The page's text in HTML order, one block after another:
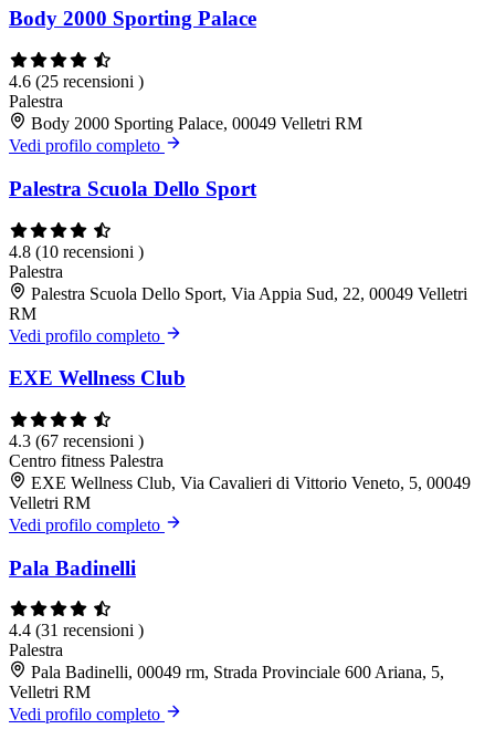
Body 2000 Sporting Palace
4.6 (25 recensioni )
Palestra
Body 2000 Sporting Palace, 00049 Velletri RM
Vedi profilo completo
Palestra Scuola Dello Sport
4.8 (10 recensioni )
Palestra
Palestra Scuola Dello Sport, Via Appia Sud, 22, 00049 Velletri
RM
Vedi profilo completo
EXE Wellness Club
4.3 (67 recensioni )
Centro fitness Palestra
EXE Wellness Club, Via Cavalieri di Vittorio Veneto, 5, 00049
Velletri RM
Vedi profilo completo
Pala Badinelli
4.4 (31 recensioni )
Palestra
Pala Badinelli, 00049 rm, Strada Provinciale 600 Ariana, 5,
Velletri RM
Vedi profilo completo